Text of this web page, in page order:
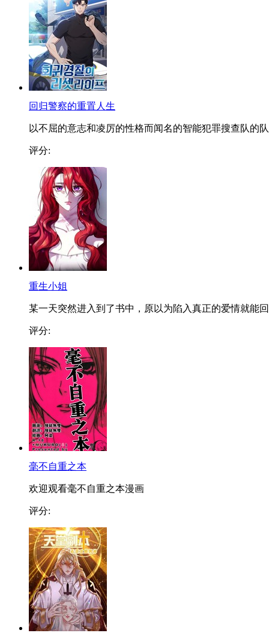
回归警察的重置人生
以不屈的意志和凌厉的性格而闻名的智能犯罪搜查队的
评分:
重生小姐
某一天突然进入到了书中，原以为陷入真正的爱情就能
评分:
毫不自重之本
欢迎观看毫不自重之本漫画
评分: